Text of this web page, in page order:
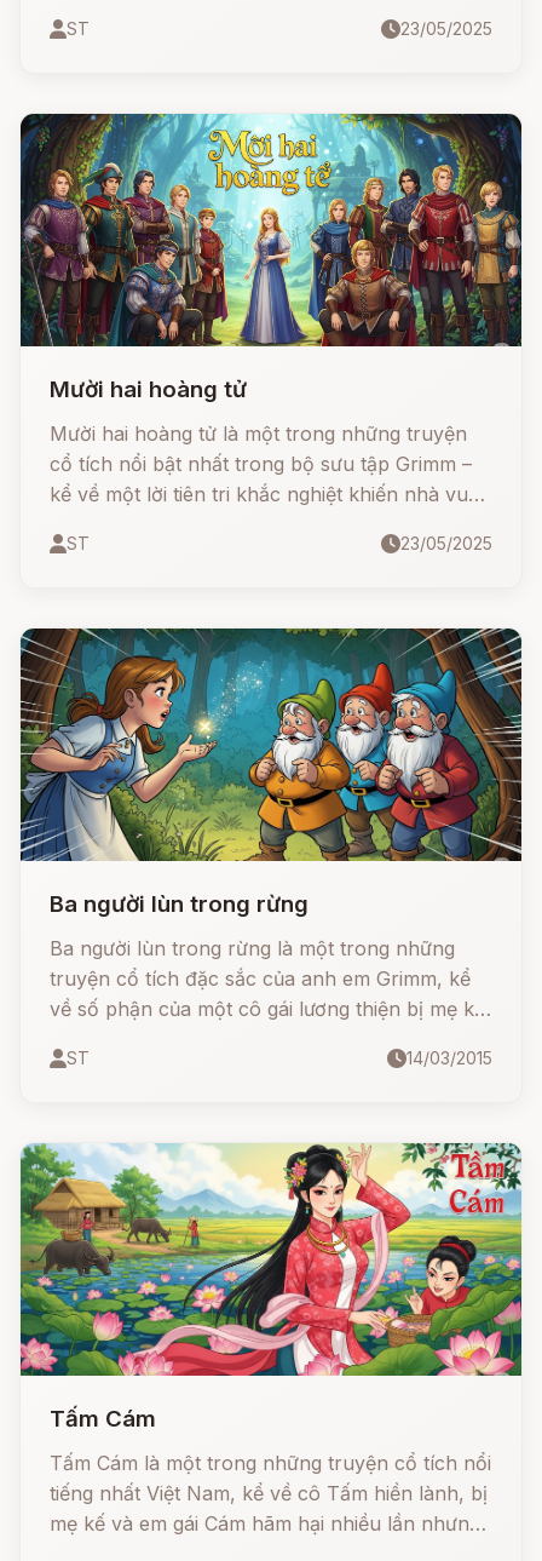
kiếm bạn đồng hành. Trên hành trình của
bạn của anh. Nhưng người nhạc sĩ có kế hoạch
khác...
ST 23/05/2025
Mười hai hoàng tử
Mười hai hoàng tử là một trong những truyện
cổ tích nổi bật nhất trong bộ sưu tập Grimm –
kể về một lời tiên tri khắc nghiệt khiến nhà vua
cung để bảo vệ đứa con gái chưa ra đời. Sau
quyết tâm lên đường giải cứu họ – bất chấp
hiểm nguy và thử thách khắc nghiệt.
ST 23/05/2025
Ba người lùn trong rừng
Ba người lùn trong rừng là một trong những
truyện cổ tích đặc sắc của anh em Grimm, kể
về số phận của một cô gái lương thiện bị mẹ kế
xứng đáng nhờ lòng tốt của mình.
ST 14/03/2015
Tấm Cám
Tấm Cám là một trong những truyện cổ tích nổi
tiếng nhất Việt Nam, kể về cô Tấm hiền lành, bị
mẹ kế và em gái Cám hãm hại nhiều lần nhưng